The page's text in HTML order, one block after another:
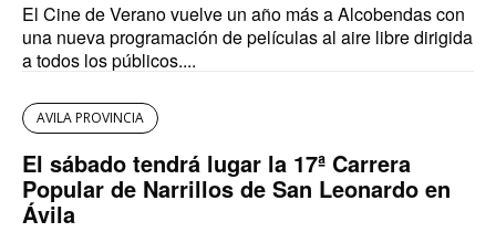
El Cine de Verano vuelve un año más a Alcobendas con
una nueva programación de películas al aire libre dirigida
a todos los públicos....
AVILA PROVINCIA
El sábado tendrá lugar la 17ª Carrera
Popular de Narrillos de San Leonardo en
Ávila